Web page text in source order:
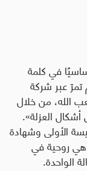
في كلمة
تمرّ عبر شركة
الله، من خلال
العزلة».
الأولى وشهادة
روحية في
الواحدة.